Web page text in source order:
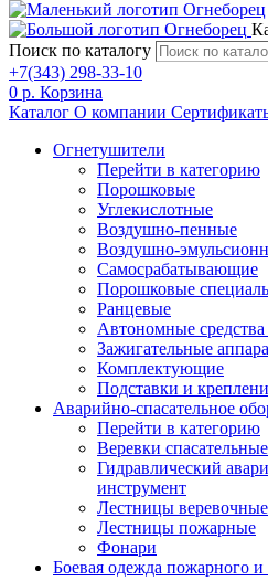
Поиск по каталогу
+7(343) 298-33-10
0 р. Корзина
Каталог О компании
Огнетушители
Перейти в категорию
Порошковые
Углекислотные
Воздушно-пенные
Воздушно-
Самосрабатывающие
Порошковые
Ранцевые
Автономные
Зажигательные
Комплектующие
Подставки и
Аварийно-спасательное
Перейти в категорию
Веревки спасательные
Гидравлический
инструмент
Лестницы веревочные
Лестницы пожарные
Фонари
Боевая одежда пожарного